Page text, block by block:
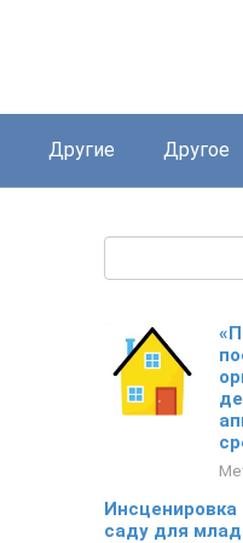
Другие Другое
Инсценировка
саду для